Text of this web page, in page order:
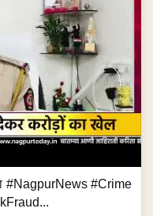
#NagpurNews #Crime